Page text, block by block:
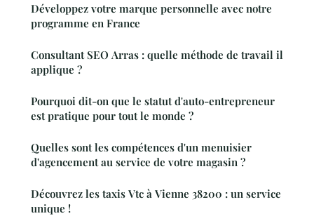
Développez votre marque personnelle avec notre
programme en France
Consultant SEO Arras : quelle méthode de travail il
applique ?
Pourquoi dit-on que le statut d'auto-entrepreneur
est pratique pour tout le monde ?
Quelles sont les compétences d'un menuisier
d'agencement au service de votre magasin ?
Découvrez les taxis Vtc à Vienne 38200 : un service
unique !